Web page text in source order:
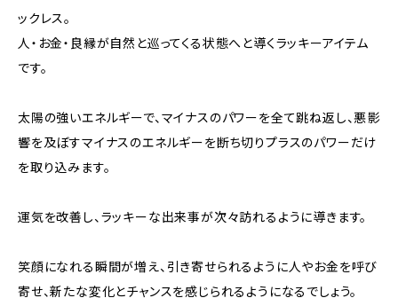
ックレス。
人・お金・良縁が自然と巡ってくる状態へと導くラッキーアイテム
です。
太陽の強いエネルギーで、マイナスのパワーを全て跳ね返し、悪影
響を及ぼすマイナスのエネルギーを断ち切りプラスのパワーだけ
を取り込みます。
運気を改善し、ラッキーな出来事が次々訪れるように導きます。
笑顔になれる瞬間が増え、引き寄せられるように人やお金を呼び
寄せ、新たな変化とチャンスを感じられるようになるでしょう。